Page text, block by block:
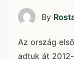
By
Az ország
adtuk át